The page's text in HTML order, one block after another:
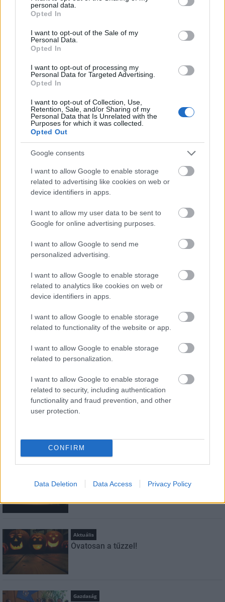
grant or deny consent to Google and its third-party tags to
use your data for below specified purposes in below Google
consent section.
personal data.
Opted In
I want to opt-out of the Sale of my
Personal Data.
Opted In
I want to opt-out of processing my
Personal Data for Targeted Advertising.
Opted In
I want to opt-out of Collection, Use,
Retention, Sale, and/or Sharing of my
Personal Data that Is Unrelated with the
Purposes for which it was collected.
Opted Out
Google consents
I want to allow Google to enable storage
related to advertising like cookies on web or
device identifiers in apps.
I want to allow my user data to be sent to
Google for online advertising purposes.
I want to allow Google to send me
personalized advertising.
I want to allow Google to enable storage
related to analytics like cookies on web or
device identifiers in apps.
I want to allow Google to enable storage
related to functionality of the website or app.
I want to allow Google to enable storage
related to personalization.
I want to allow Google to enable storage
related to security, including authentication
functionality and fraud prevention, and other
user protection.
CONFIRM
Data Deletion Data Access Privacy Policy
középpontba.
Történelmi táj, amelynek minden köve
mesél – megújul a tatai Angolkert
Bicske Kelet csomópont építése
csomópont épül Angyalföldön
Hódmezővásárhely jó hírű református
iskoláját
HÍRLEVÉL
E-mail cím
Feliratkozom a hírlevélre és elfogadom az
adatvédelmi
szabályzatot!
FELIRATKOZÁS
LEGFRISSEBB
Amire többmillióan vártunk: szombattól
Aktuális
Óvatosan a tűzzel!
Gazdaság